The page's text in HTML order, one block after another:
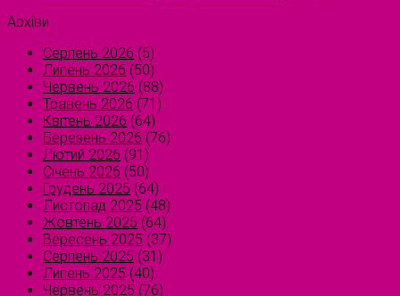
Архіви
Серпень 2026 (5)
Липень 2026 (50)
Червень 2026 (88)
Травень 2026 (71)
Квітень 2026 (64)
Березень 2026 (76)
Лютий 2026 (91)
Січень 2026 (50)
Грудень 2025 (64)
Листопад 2025 (48)
Жовтень 2025 (64)
Вересень 2025 (37)
Серпень 2025 (31)
Липень 2025 (40)
Червень 2025 (76)